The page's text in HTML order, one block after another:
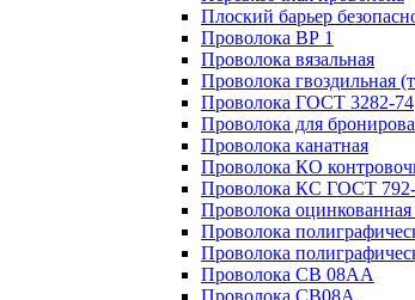
Плоский барьер
Проволока ВР 1
Проволока вязальная
Проволока гвоздильная
Проволока ГОСТ 3282-74
Проволока для
Проволока канатная
Проволока КО
Проволока КС ГОСТ
Проволока оцинкованная
Проволока
Проволока
Проволока СВ 08АА
Проволока СВ08А